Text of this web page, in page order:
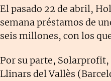
El pasado 22 de abril,
semana préstamos de
seis millones, con los
Por su parte,
Llinars del Vallès